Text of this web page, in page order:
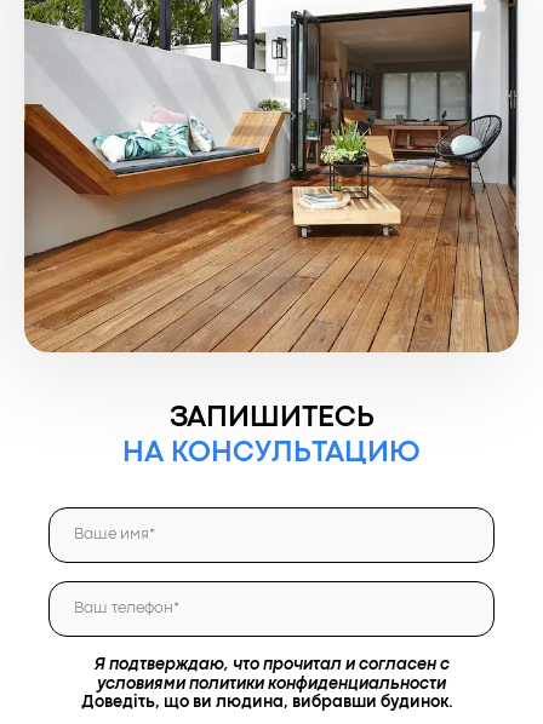
ЗАПИШИТЕСЬ
НА КОНСУЛЬТАЦИЮ
Я подтверждаю, что прочитал и согласен с
условиями политики конфиденциальности
Доведіть, що ви людина, вибравши будинок.